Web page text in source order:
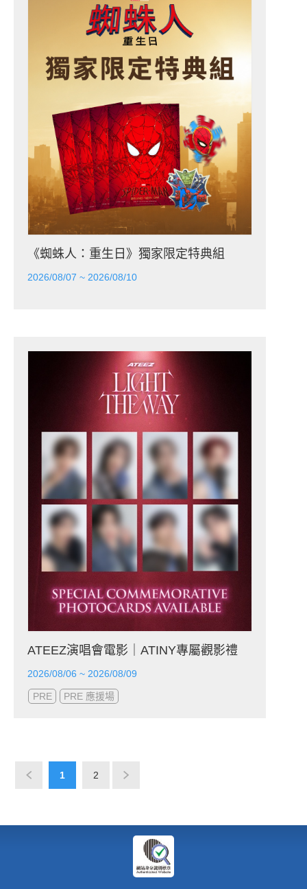
《蜘蛛人：重生日》獨家限定特典組
2026/08/07 ~ 2026/08/10
ATEEZ演唱會電影｜ATINY專屬觀影禮
2026/08/06 ~ 2026/08/09
PRE PRE 應援場
1 2